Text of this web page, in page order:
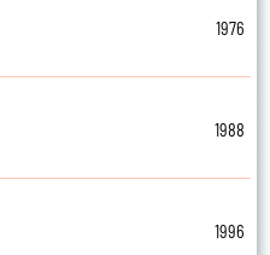
1976
1988
1996